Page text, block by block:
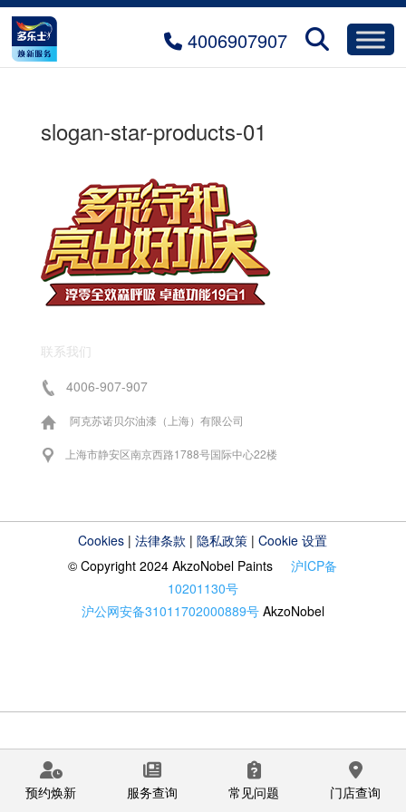
4006907907
slogan-star-products-01
联系我们
4006-907-907
阿克苏诺贝尔油漆（上海）有限公司
上海市静安区南京西路1788号国际中心22楼
Cookies |法律条款 |隐私政策 |Cookie 设置
© Copyright 2024 AkzoNobel Paints沪ICP备
10201130号
沪公网安备31011702000889号 AkzoNobel
预约焕新 服务查询 常见问题 门店查询